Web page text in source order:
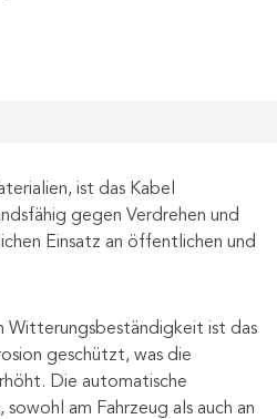
ist das Kabel
gegen Verdrehen und
Einsatz an öffentlichen und
Witterungsbeständigkeit ist das
geschützt, was die
Die automatische
am Fahrzeug als auch an